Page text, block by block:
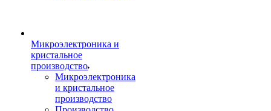
Микроэлектроника и
кристальное
производство
Микроэлектроника
и кристальное
производство